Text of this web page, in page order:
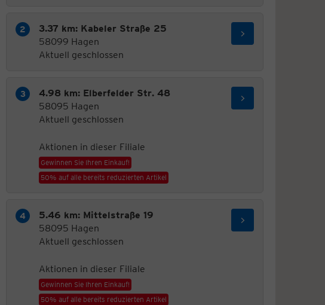
3.37 km: Kabeler Straße 25
58099 Hagen
Aktuell geschlossen
4.98 km: Elberfelder Str. 48
58095 Hagen
Aktuell geschlossen
Aktionen in dieser Filiale
Gewinnen Sie Ihren Einkauf!
50% auf alle bereits reduzierten Artikel
5.46 km: Mittelstraße 19
58095 Hagen
Aktuell geschlossen
Aktionen in dieser Filiale
Gewinnen Sie Ihren Einkauf!
50% auf alle bereits reduzierten Artikel